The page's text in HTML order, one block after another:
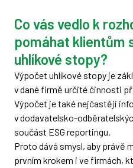
Co vás vedlo k
pomáhat klientům
uhlíkové stopy?
Výpočet uhlíkové stopy je
v dané firmě určité činnosti
Výpočet je také nejčastěji
v dodavatelsko-
součást ESG reportingu.
Proto dává smysl, aby právě
prvním krokem i ve firmách,